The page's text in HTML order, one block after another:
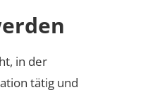
in der
tätig und